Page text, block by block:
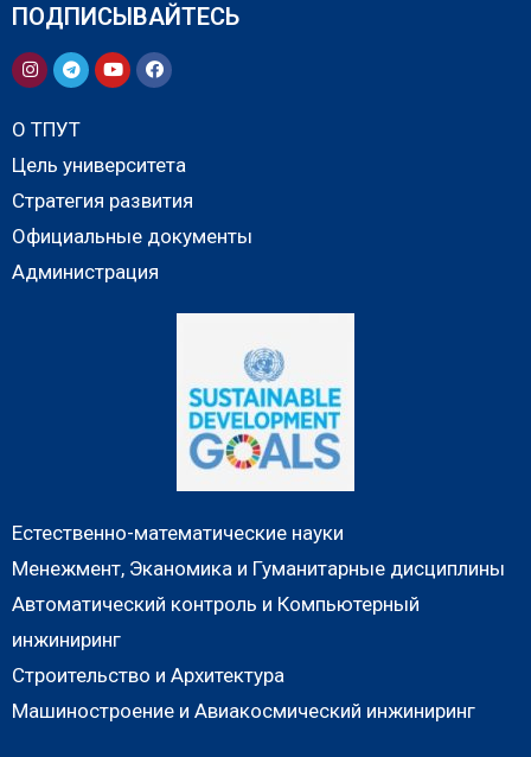
ПОДПИСЫВАЙТЕСЬ
О ТПУТ
Цель университета
Стратегия развития
Официальные документы
Администрация
Естественно-математические науки
Менежмент, Эканомика и Гуманитарные дисциплины
Автоматический контроль и Компьютерный
инжиниринг
Строительство и Архитектура
Машиностроение и Авиакосмический инжиниринг